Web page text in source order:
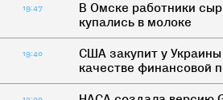
19:47
В Омске работники
купались в молоке
19:40
США закупит у
качестве финансовой